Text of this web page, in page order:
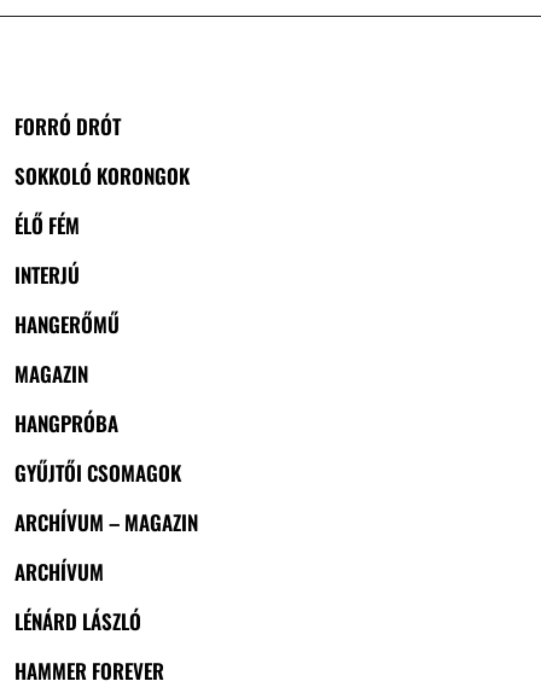
FORRÓ DRÓT
SOKKOLÓ KORONGOK
ÉLŐ FÉM
INTERJÚ
HANGERŐMŰ
MAGAZIN
HANGPRÓBA
GYŰJTŐI CSOMAGOK
ARCHÍVUM – MAGAZIN
ARCHÍVUM
LÉNÁRD LÁSZLÓ
HAMMER FOREVER